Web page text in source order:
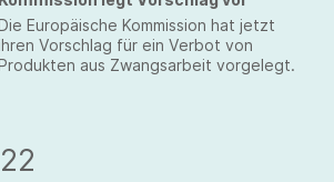
Europäische Kommission hat jetzt
Vorschlag für ein Verbot von
aus Zwangsarbeit vorgelegt.